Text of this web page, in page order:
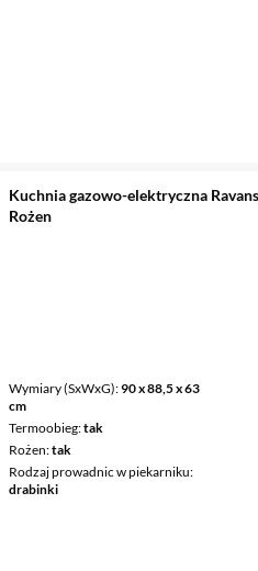
Kuchnia gazowo-elektryczna
Rożen
Wymiary (SxWxG) 90 x 88,5 x 63
cm
Termoobieg tak
Rożen tak
Rodzaj prowadnic w piekarniku
drabinki